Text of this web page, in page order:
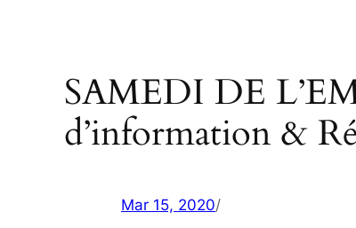
SAMEDI DE
d’information &
Mar 15, 2020/